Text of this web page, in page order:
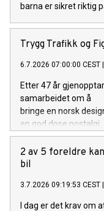
barna er sikret riktig
Trygg Trafikk og
6.7.2026 07:00:00 CEST |
Etter 47 år
samarbeidet om å
bringe en norsk
en god dose nostalgi.
2 av 5 foreldre
bil
3.7.2026 09:19:53 CEST |
I dag er det krav om